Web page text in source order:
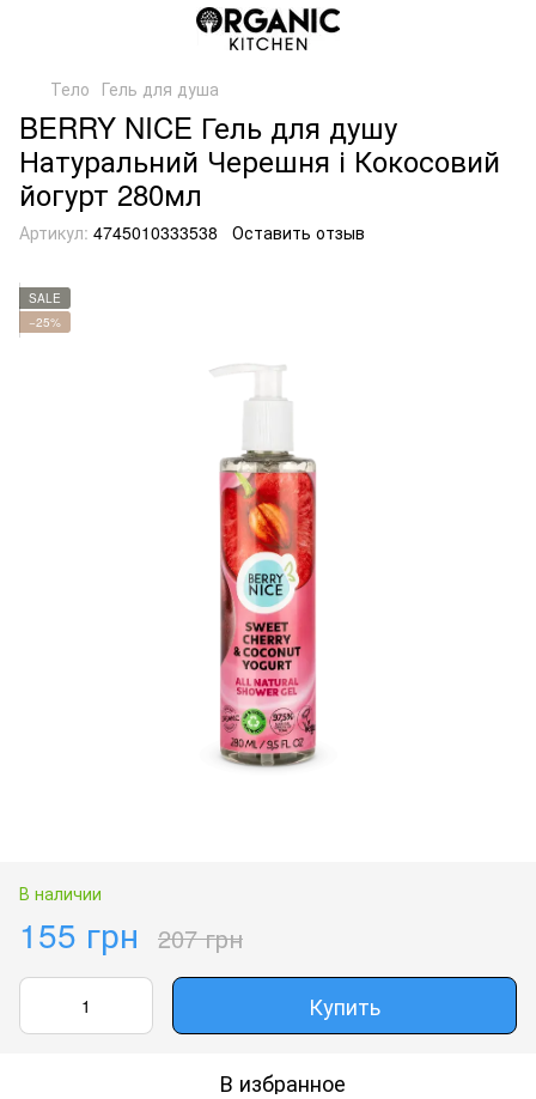
Тело Гель для душа
BERRY NICE Гель для душу
Натуральний Черешня і Кокосовий
йогурт 280мл
Артикул: 4745010333538 Оставить отзыв
SALE
−25%
В наличии
155 грн 207 грн
Купить
В избранное